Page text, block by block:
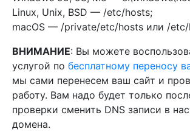
Linux, Unix, BSD — /etc/hosts;
macOS — /private/etc/hosts или /
ВНИМАНИЕ: Вы можете
услугой по бесплатному переносу
мы сами перенесем ваш сайт и
работу. Вам надо будет только
проверки сменить DNS записи в
домена.